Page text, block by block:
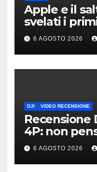
Apple e il
svelati i
display dei
gamma
6 AGOSTO 2026
DJI VIDEO RECENSIONE
Recensione
4P: non
piacermi
6 AGOSTO 2026